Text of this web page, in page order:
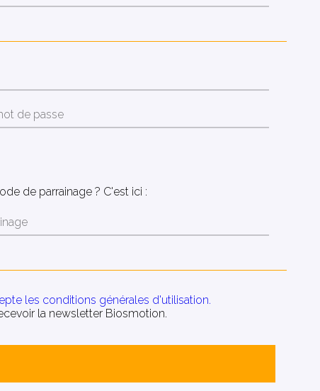
de parrainage ? C'est ici :
les conditions générales d'utilisation.
la newsletter Biosmotion.